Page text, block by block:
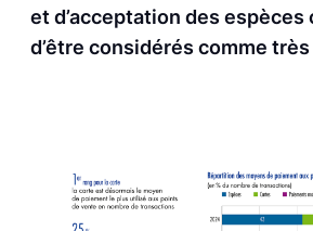
et d’acceptation des
d’être considérés comme